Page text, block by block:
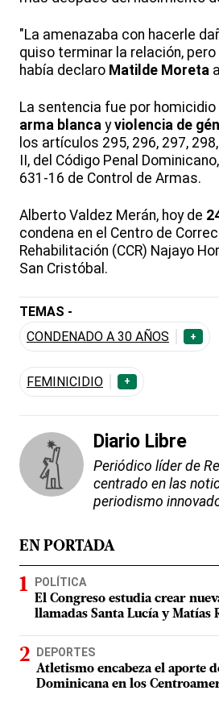
"La amenazaba con hacerle
quiso terminar la relación,
había declaro Matilde Moreta
La sentencia fue por homicidio
arma blanca yviolencia de
los artículos 295, 296, 297,
II, del Código Penal
631-16 de Control de Armas.
Alberto Valdez Merán, hoy de
condena en el Centro de
Rehabilitación (CCR) Najayo
San Cristóbal.
TEMAS -
CONDENADO A 30 AÑOS
+
FEMINICIDIO +
Diario Libre
Periódico líder de
centrado en las
periodismo
EN PORTADA
POLÍTICA
El Congreso estudia crear
llamadas Santa Lucía y Matías
DEPORTES
Atletismo encabeza el aporte
Dominicana en los